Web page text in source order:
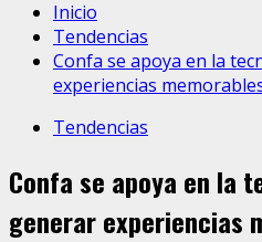
Inicio
Tendencias
Confa se apoya en la
experiencias
Tendencias
Confa se apoya en la
generar experiencias